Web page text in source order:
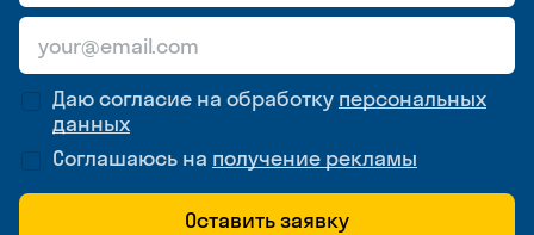
Даю согласие на обработку персональных
данных
Соглашаюсь на получение рекламы
Оставить заявку